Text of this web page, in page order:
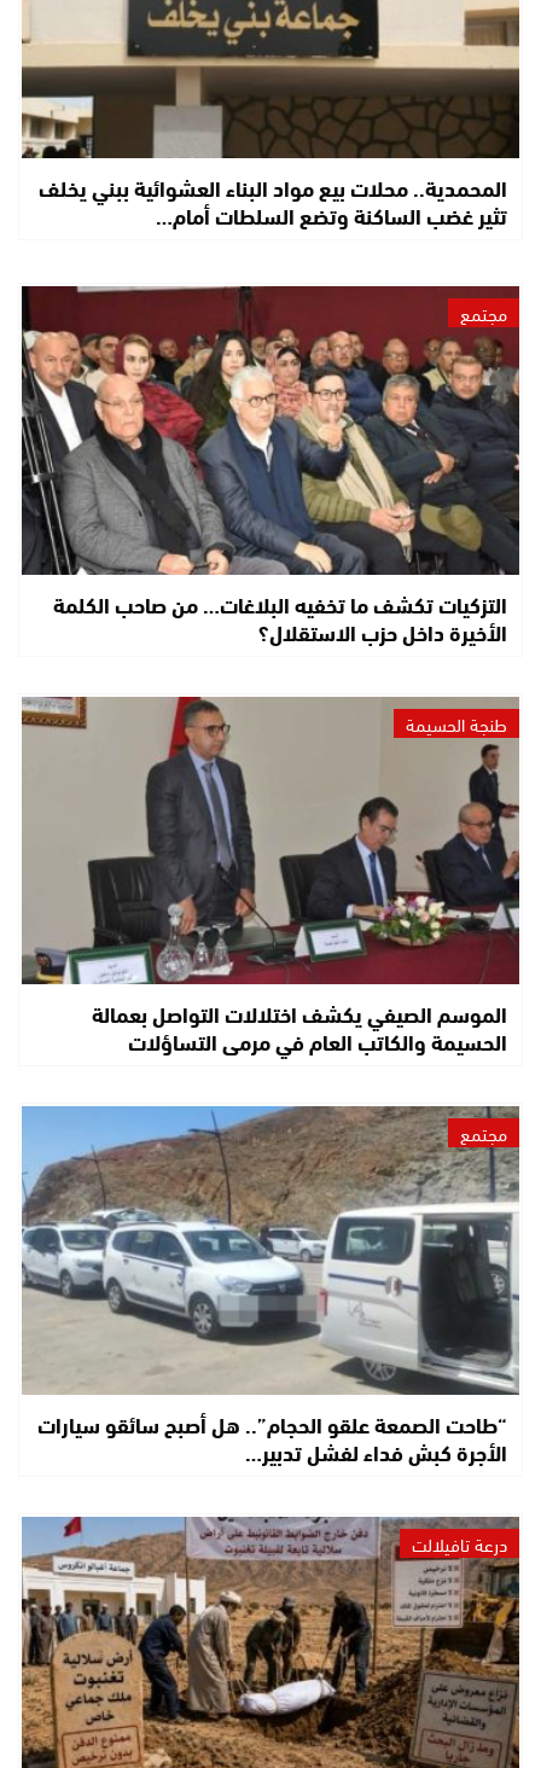
المحمدية.. محلات بيع مواد البناء العشوائية ببني يخلف
تثير غضب الساكنة وتضع السلطات أمام…
مجتمع
التزكيات تكشف ما تخفيه البلاغات… من صاحب الكلمة
الأخيرة داخل حزب الاستقلال؟
طنجة الحسيمة
الموسم الصيفي يكشف اختلالات التواصل بعمالة
الحسيمة والكاتب العام في مرمى التساؤلات
مجتمع
“طاحت الصمعة علقو الحجام”.. هل أصبح سائقو سيارات
الأجرة كبش فداء لفشل تدبير…
درعة تافيلالت